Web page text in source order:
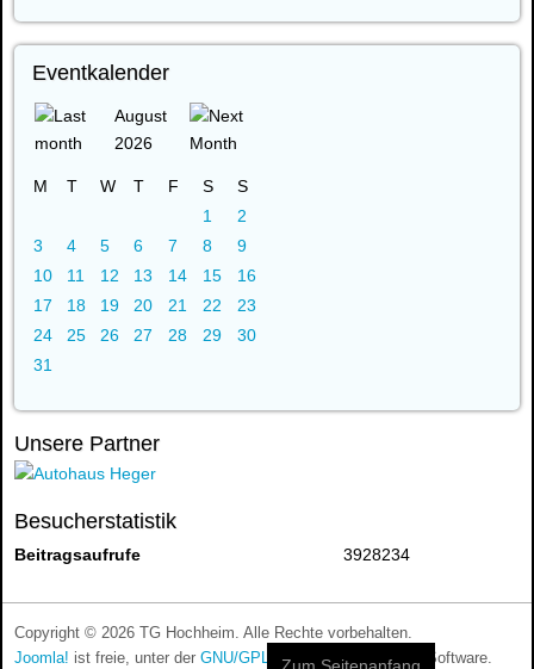
Eventkalender
August
2026
M T W T F S
S
1
2
3
4 5 6 7 8
9
10
11 12 13 14 15
16
17
18 19 20 21 22
23
24
25 26 27 28 29
30
31
Unsere Partner
Besucherstatistik
Beitragsaufrufe 3928234
Copyright © 2026 TG Hochheim. Alle Rechte vorbehalten.
Joomla! ist freie, unter der GNU/GPL-Lizenz veröffentlichte Software.